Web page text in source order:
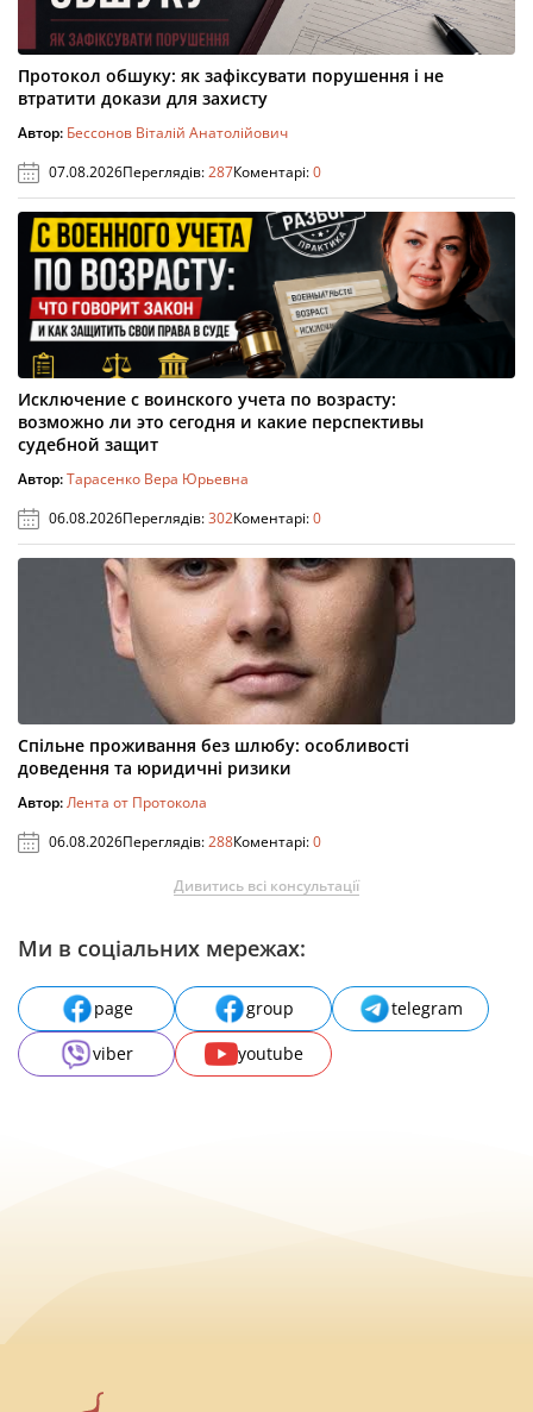
Протокол обшуку: як зафіксувати порушення і не
втратити докази для захисту
Автор: Бессонов Віталій Анатолійович
07.08.2026Переглядів:287Коментарі:0
Исключение с воинского учета по возрасту:
возможно ли это сегодня и какие перспективы
судебной защит
Автор:Тарасенко Вера Юрьевна
06.08.2026Переглядів:302Коментарі:0
Спільне проживання без шлюбу: особливості
доведення та юридичні ризики
Автор:Лента от Протокола
06.08.2026Переглядів:288Коментарі:0
Дивитись всі консультації
Ми в соціальних мережах:
page group
telegram
viber
youtube